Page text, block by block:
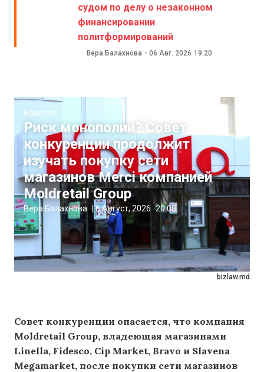
судом по делу о незаконном
финансировании
политформирований
Вера Балахнова - 06 Авг. 2026 19:20
bizlaw.md
Новости
Риск монополии? Совет
конкуренции продолжит
изучать покупку сети
магазинов Merci компанией
Moldretail Group
Вера Балахнова 6 Август, 2026 20:08
Совет конкуренции опасается, что компания
Moldretail Group, владеющая магазинами
Linella, Fidesco, Cip Market, Bravo и Slavena
Megamarket, после покупки сети магазинов